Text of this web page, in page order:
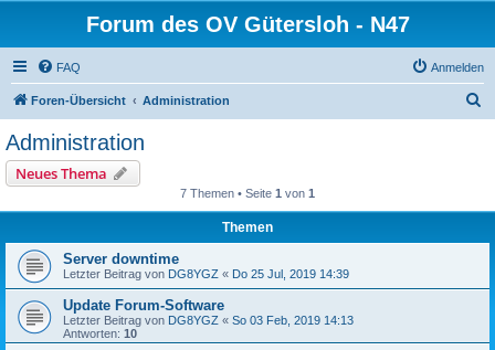
Forum des OV Gütersloh - N47
FAQ Anmelden
Foren-Übersicht Administration
Administration
Neues Thema
7 Themen • Seite 1 von 1
Themen
Server downtime
Letzter Beitrag von DG8YGZ « Do 25 Jul, 2019 14:39
Update Forum-Software
Letzter Beitrag von DG8YGZ « So 03 Feb, 2019 14:13
Antworten: 10